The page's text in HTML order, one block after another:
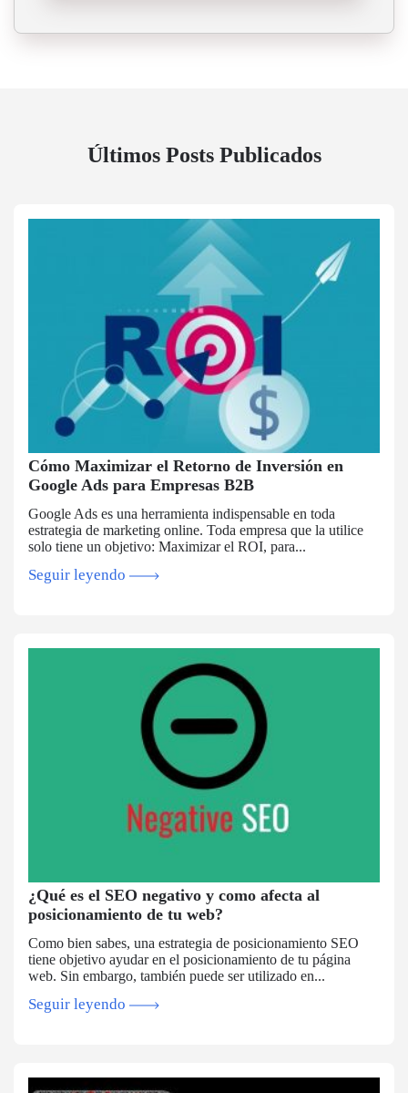
Últimos Posts Publicados
Cómo Maximizar el Retorno de Inversión en
Google Ads para Empresas B2B
Google Ads es una herramienta indispensable en toda
estrategia de marketing online. Toda empresa que la utilice
solo tiene un objetivo: Maximizar el ROI, para...
Seguir leyendo
¿Qué es el SEO negativo y como afecta al
posicionamiento de tu web?
Como bien sabes, una estrategia de posicionamiento SEO
tiene objetivo ayudar en el posicionamiento de tu página
web. Sin embargo, también puede ser utilizado en...
Seguir leyendo